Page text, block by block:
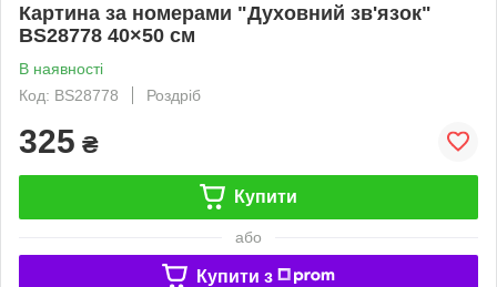
Картина за номерами "Духовний зв'язок"
BS28778 40×50 см
В наявності
Код: BS28778
Роздріб
325 ₴
Купити
або
Купити з